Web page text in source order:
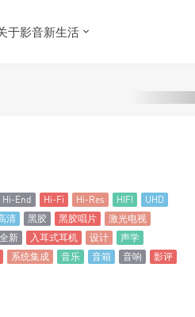
于影音新生活
Hi-End Hi-Fi Hi-Res HIFI
UHD
清 黑胶 黑胶唱片
激光电视
全新 入耳式耳机 设计
声学
系统集成 音乐 音箱 音响
影评